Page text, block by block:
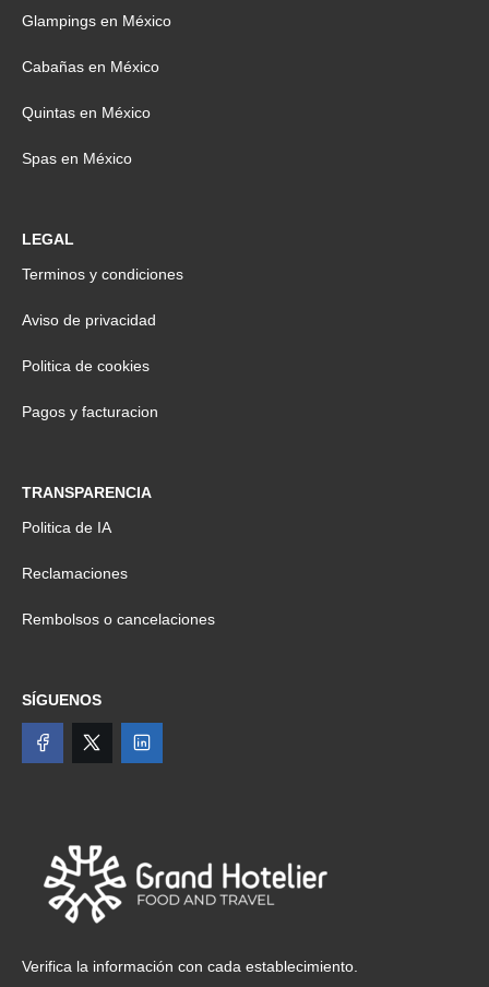
Glampings en México
Cabañas en México
Quintas en México
Spas en México
LEGAL
Terminos y condiciones
Aviso de privacidad
Politica de cookies
Pagos y facturacion
TRANSPARENCIA
Politica de IA
Reclamaciones
Rembolsos o cancelaciones
SÍGUENOS
Verifica la información con cada establecimiento.